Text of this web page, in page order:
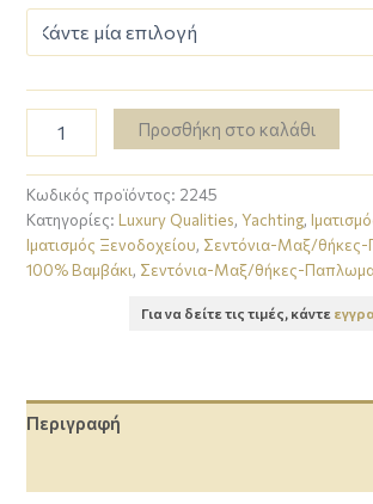
Προσθήκη στο καλάθι
Κωδικός προϊόντος: 2245
Κατηγορίες: Luxury Qualities,Yachting,
Ιματισμός Ξενοδοχείου, Σεντόνια-Μαξ/
100% Βαμβάκι, Σεντόνια-Μαξ/θήκες-
Για να δείτε τις τιμές, κάντε
Περιγραφή